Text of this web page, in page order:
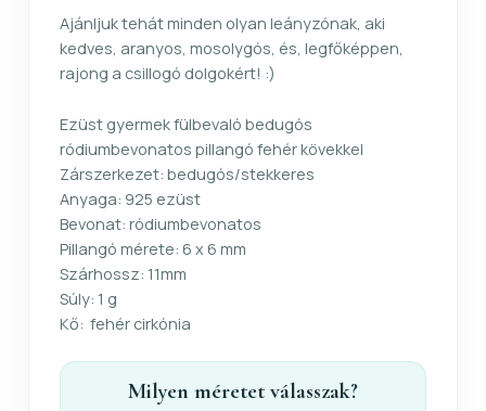
Ajánljuk tehát minden olyan leányzónak, aki
kedves, aranyos, mosolygós, és, legfőképpen,
rajong a csillogó dolgokért! :)
Ezüst gyermek fülbevaló bedugós
ródiumbevonatos pillangó fehér kövekkel
Zárszerkezet: bedugós/stekkeres
Anyaga: 925 ezüst
Bevonat: ródiumbevonatos
Pillangó mérete: 6 x 6 mm
Szárhossz: 11mm
Súly: 1 g
Kő: fehér cirkónia
Milyen méretet válasszak?